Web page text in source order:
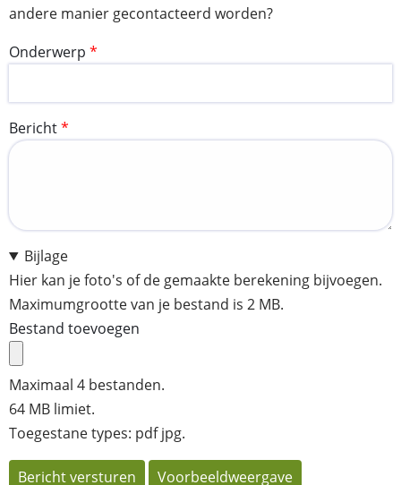
andere manier gecontacteerd worden?
Onderwerp
Bericht
Bijlage
Hier kan je foto's of de gemaakte berekening bijvoegen.
Maximumgrootte van je bestand is 2 MB.
Bestand toevoegen
Maximaal 4 bestanden.
64 MB limiet.
Toegestane types: pdf jpg.